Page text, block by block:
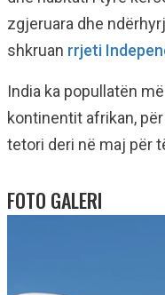
zgjeruara dhe
shkruan rrjeti
India ka popullatën
kontinentit afrikan,
tetori deri në maj për
FOTO GALERI